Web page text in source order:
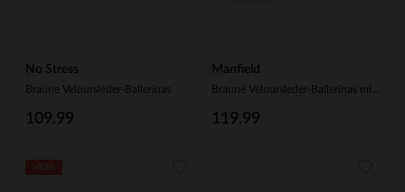
No Stress
Braune Veloursleder-Ballerinas
109.99
Manfield
119.99